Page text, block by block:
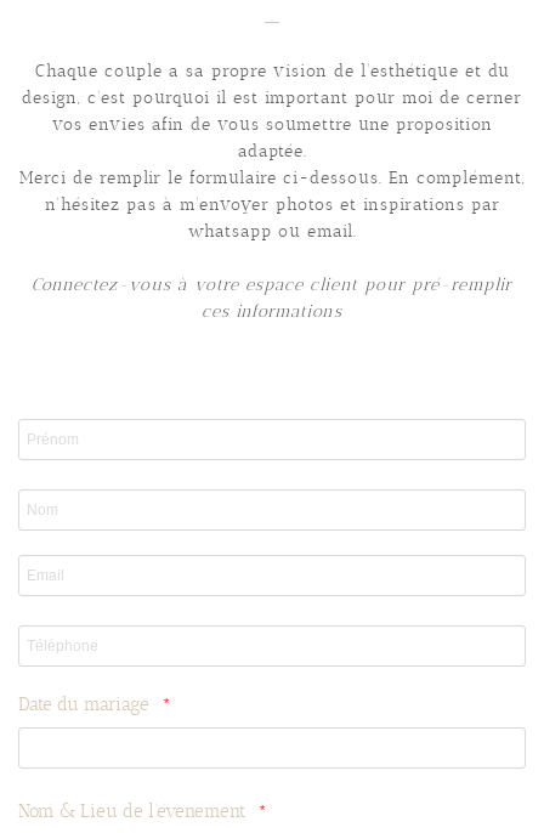
Chaque couple a sa propre vision de l'esthétique et du
design, c'est pourquoi il est important pour moi de cerner
vos envies afin de vous soumettre une proposition
adaptée.
Merci de remplir le formulaire ci-dessous. En complément,
n'hésitez pas à m'envoyer photos et inspirations par
whatsapp ou email.
Connectez-vous à votre espace client pour pré-remplir
ces informations
Date du mariage
Nom & Lieu de l'évènement